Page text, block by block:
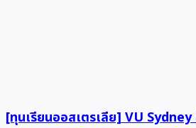
[ทุนเรียนออสเตรเลีย] VU